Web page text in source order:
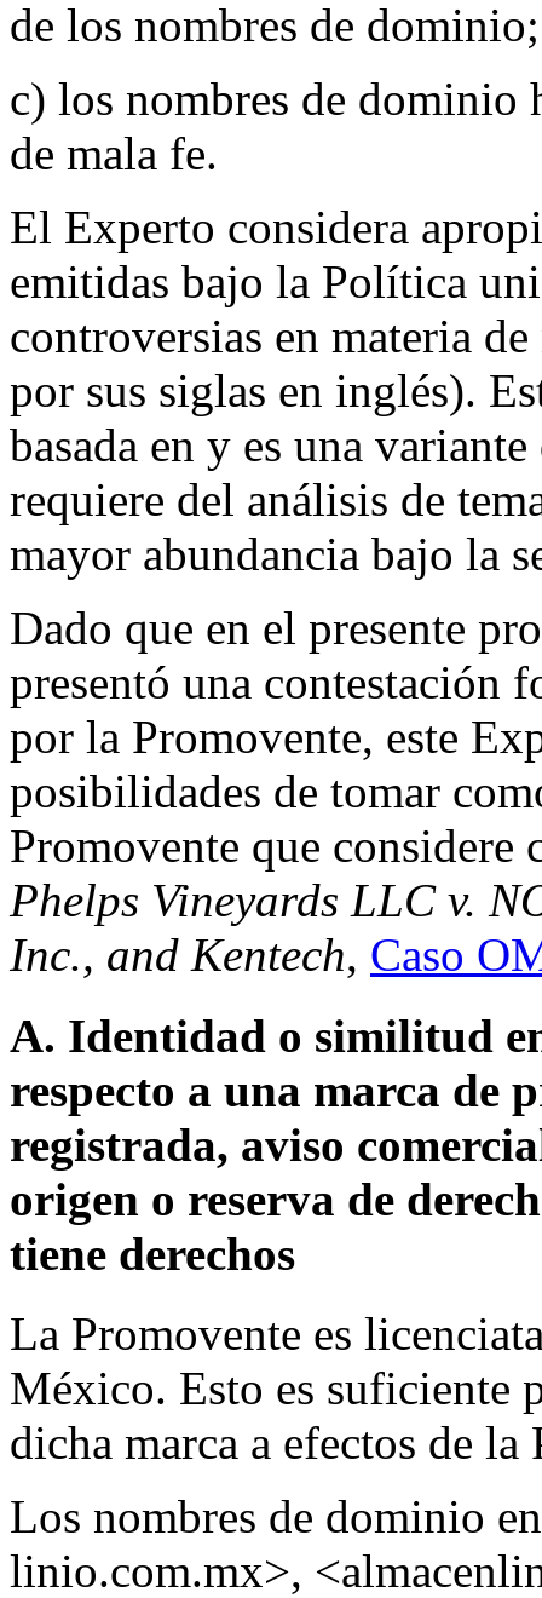
de los nombres de
c) los nombres de dominio
de mala fe.
El Experto considera
emitidas bajo la Política
controversias en materia
por sus siglas en inglés).
basada en y es una
requiere del análisis de
mayor abundancia bajo la
Dado que en el presente
presentó una contestación
por la Promovente, este
posibilidades de tomar
Promovente que
Phelps Vineyards LLC v.
Inc., and Kentech, Caso
A. Identidad o similitud
respecto a una marca de
registrada, aviso
origen o reserva de
tiene derechos
La Promovente es
México. Esto es suficiente
dicha marca a efectos de la
Los nombres de dominio
linio.com.mx>,